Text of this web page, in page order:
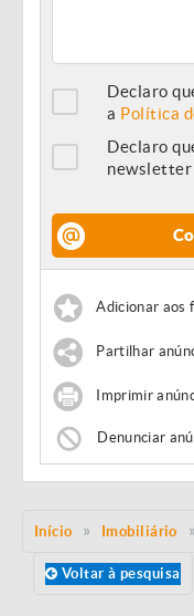
Declaro
a Política
Declaro
newsletter
Adicionar aos
Partilhar
Imprimir
Denunciar
Início Imobiliário
Voltar à pesquisa